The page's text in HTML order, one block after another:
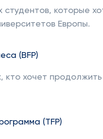
студентов, которые
Европы.
(BFP)
кто хочет
(TFP)